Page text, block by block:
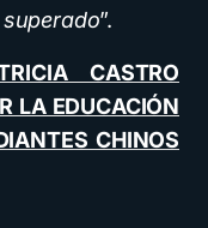
”.
CASTRO
LA EDUCACIÓN
CHINOS